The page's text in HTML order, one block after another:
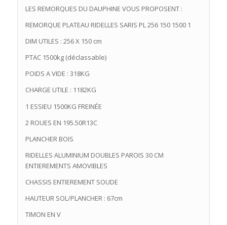
LES REMORQUES DU DAUPHINE VOUS PROPOSENT :
REMORQUE PLATEAU RIDELLES SARIS PL 256 150 1500 1
DIM UTILES : 256 X 150 cm
PTAC 1500kg (déclassable)
POIDS A VIDE : 318KG
CHARGE UTILE : 1182KG
1 ESSIEU 1500KG FREINÉE
2 ROUES EN 195.50R13C
PLANCHER BOIS
RIDELLES ALUMINIUM DOUBLES PAROIS 30 CM
ENTIEREMENTS AMOVIBLES
CHASSIS ENTIEREMENT SOUDE
HAUTEUR SOL/PLANCHER : 67cm
TIMON EN V